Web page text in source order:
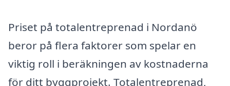
Priset på totalentreprenad i Nordanö
beror på flera faktorer som spelar en
viktig roll i beräkningen av kostnaderna
för ditt byggprojekt. Totalentreprenad,